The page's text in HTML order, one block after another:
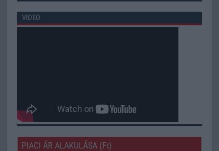
VIDEO
PIACI ÁR ALAKULÁSA (Ft)